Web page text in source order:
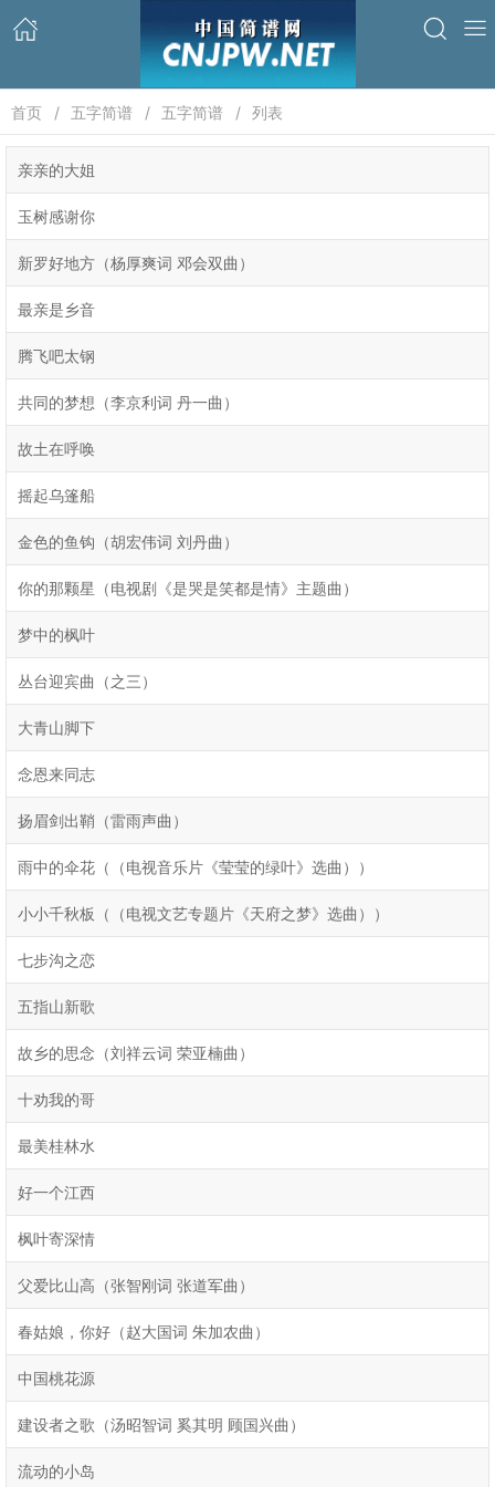
首页 五字简谱 五字简谱 列表
亲亲的大姐
玉树感谢你
新罗好地方（杨厚爽词 邓会双曲）
最亲是乡音
腾飞吧太钢
共同的梦想（李京利词 丹一曲）
故土在呼唤
摇起乌篷船
金色的鱼钩（胡宏伟词 刘丹曲）
你的那颗星（电视剧《是哭是笑都是情》主题曲）
梦中的枫叶
丛台迎宾曲（之三）
大青山脚下
念恩来同志
扬眉剑出鞘（雷雨声曲）
雨中的伞花（（电视音乐片《莹莹的绿叶》选曲））
小小千秋板（（电视文艺专题片《天府之梦》选曲））
七步沟之恋
五指山新歌
故乡的思念（刘祥云词 荣亚楠曲）
十劝我的哥
最美桂林水
好一个江西
枫叶寄深情
父爱比山高（张智刚词 张道军曲）
春姑娘，你好（赵大国词 朱加农曲）
中国桃花源
建设者之歌（汤昭智词 奚其明 顾国兴曲）
流动的小岛